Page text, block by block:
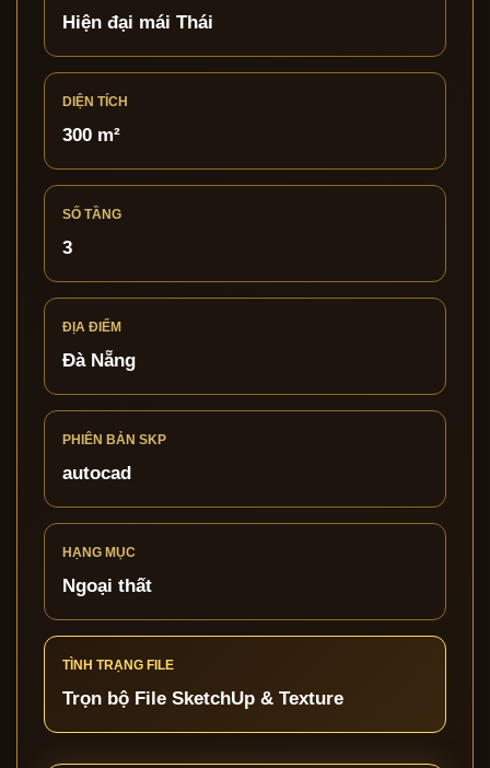
Hiện đại mái Thái
DIỆN TÍCH
300 m²
SỐ TẦNG
3
ĐỊA ĐIỂM
Đà Nẵng
PHIÊN BẢN SKP
autocad
HẠNG MỤC
Ngoại thất
TÌNH TRẠNG FILE
Trọn bộ File SketchUp & Texture